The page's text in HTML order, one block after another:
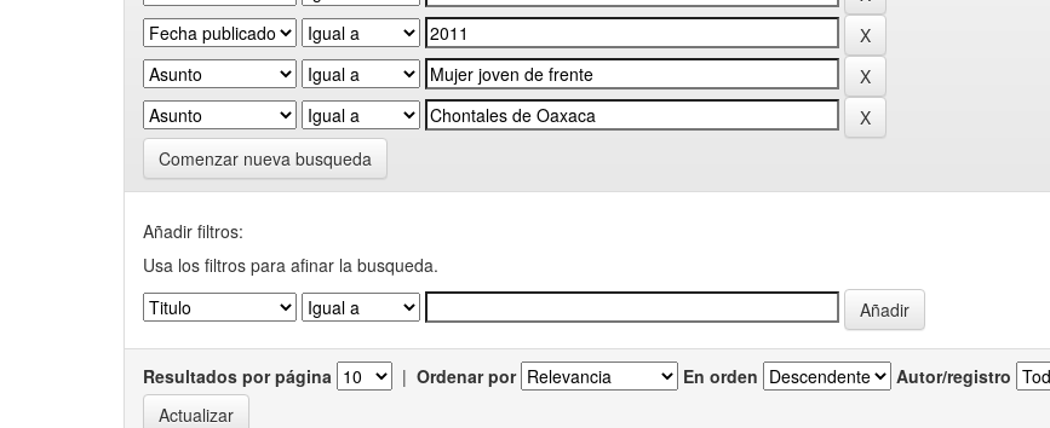
Comenzar nueva busqueda
Añadir filtros:
Usa los filtros para afinar la busqueda.
Resultados por página | Ordenar por En orden Autor/registro